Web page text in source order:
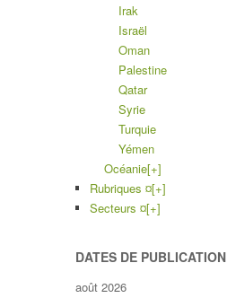
Irak
Israël
Oman
Palestine
Qatar
Syrie
Turquie
Yémen
Océanie[+]
Rubriques ¤[+]
Secteurs ¤[+]
DATES DE PUBLICATION
août 2026